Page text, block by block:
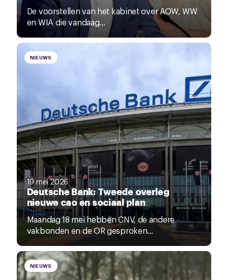
De voorstellen van het kabinet over AOW, WW
en WIA die vandaag...
NIEUWS
19 mei 2026
Deutsche Bank: Tweede overleg
nieuwe cao en sociaal plan
Maandag 18 mei hebben CNV, de andere
vakbonden en de OR gesproken...
NIEUWS